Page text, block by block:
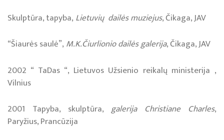
Skulptūra, tapyba, Lietuvių dailės muziejus, Čikaga, JAV
“Šiaurės saulė”, M.K.Čiurlionio dailės galerija, Čikaga, JAV
2002 “ TaDas “, Lietuvos Užsienio reikalų ministerija ,
Vilnius
2001 Tapyba, skulptūra,galerija Christiane Charles,
Paryžius, Prancūzija